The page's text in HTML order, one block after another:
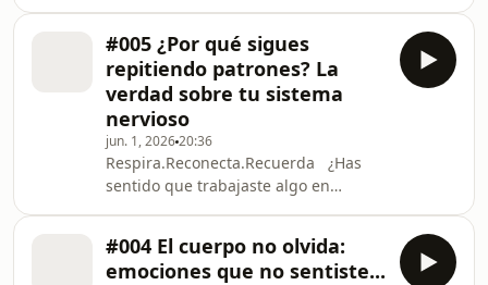
protege las identidades que
construimos para sobrevivir y p
siguen controlando tus relaciones y
decisiones. En este episodio
exploramos uno de los conceptos más
transformadores del desarrollo
personal y la psicología profunda: la
sombra. Descubrirás cómo las partes
de ti que aprendiste a esconder para
ser aceptado siguen infl
#005 ¿Por qué sigues
repitiendo patrones? La
verdad sobre tu sistema
nervioso
jun. 1, 202620:36
Respira.Reconecta.Recuerda ¿Has
sentido que trabajaste algo en
episodio exploramos una idea que
puede cambiar la manera en que
#004 El cuerpo no olvida:
emociones que no sentiste...